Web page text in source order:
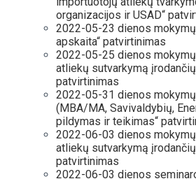
organizacijos ir USAD“
2022-05-23 dienos
apskaita“ patvirtinimas
2022-05-25 dienos mokymų
atliekų sutvarkymą
patvirtinimas
2022-05-31 dienos
(MBA/MA, Savivaldybių,
pildymas ir teikimas“
2022-06-03 dienos mokymų
atliekų sutvarkymą
patvirtinimas
2022-06-03 dienos